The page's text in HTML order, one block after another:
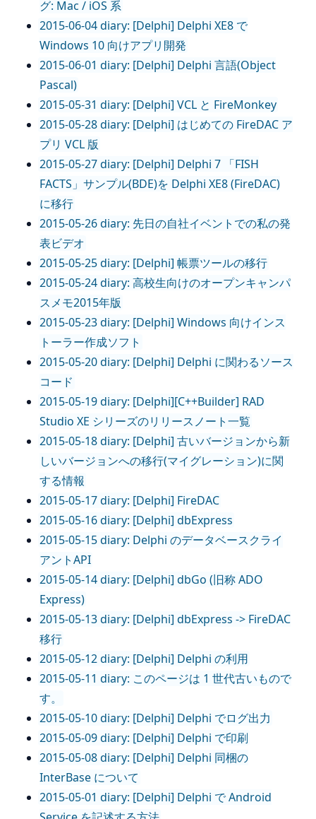
グ: Mac / iOS 系
2015-06-04 diary: [Delphi] Delphi XE8 で
Windows 10 向けアプリ開発
2015-06-01 diary: [Delphi] Delphi 言語(Object
Pascal)
2015-05-31 diary: [Delphi] VCL と FireMonkey
2015-05-28 diary: [Delphi] はじめての FireDAC ア
プリ VCL 版
2015-05-27 diary: [Delphi] Delphi 7 「FISH
FACTS」サンプル(BDE)を Delphi XE8 (FireDAC)
に移行
2015-05-26 diary: 先日の自社イベントでの私の発
表ビデオ
2015-05-25 diary: [Delphi] 帳票ツールの移行
2015-05-24 diary: 高校生向けのオープンキャンパ
スメモ2015年版
2015-05-23 diary: [Delphi] Windows 向けインス
トーラー作成ソフト
2015-05-20 diary: [Delphi] Delphi に関わるソース
コード
2015-05-19 diary: [Delphi][C++Builder] RAD
Studio XE シリーズのリリースノート一覧
2015-05-18 diary: [Delphi] 古いバージョンから新
しいバージョンへの移行(マイグレーション)に関
する情報
2015-05-17 diary: [Delphi] FireDAC
2015-05-16 diary: [Delphi] dbExpress
2015-05-15 diary: Delphi のデータベースクライ
アントAPI
2015-05-14 diary: [Delphi] dbGo (旧称 ADO
Express)
2015-05-13 diary: [Delphi] dbExpress -> FireDAC
移行
2015-05-12 diary: [Delphi] Delphi の利用
2015-05-11 diary: このページは 1 世代古いもので
す。
2015-05-10 diary: [Delphi] Delphi でログ出力
2015-05-09 diary: [Delphi] Delphi で印刷
2015-05-08 diary: [Delphi] Delphi 同梱の
InterBase について
2015-05-01 diary: [Delphi] Delphi で Android